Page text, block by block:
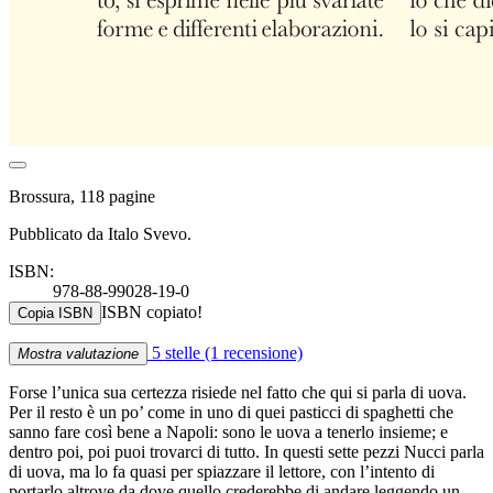
Brossura, 118 pagine
Pubblicato da Italo Svevo.
ISBN:
978-88-99028-19-0
Copia ISBN ISBN copiato!
Mostra valutazione 5 stelle (1 recensione)
Forse l’unica sua certezza risiede nel fatto che qui si parla di uova.
Per il resto è un po’ come in uno di quei pasticci di spaghetti che
sanno fare così bene a Napoli: sono le uova a tenerlo insieme; e
dentro poi, poi puoi trovarci di tutto. In questi sette pezzi Nucci parla
di uova, ma lo fa quasi per spiazzare il lettore, con l’intento di